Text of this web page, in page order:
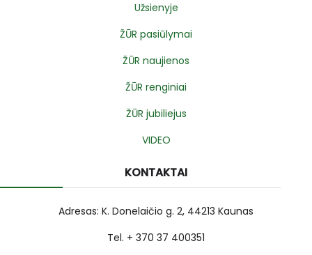
Užsienyje
ŽŪR pasiūlymai
ŽŪR naujienos
ŽŪR renginiai
ŽŪR jubiliejus
VIDEO
KONTAKTAI
Adresas: K. Donelaičio g. 2, 44213 Kaunas
Tel. + 370 37 400351